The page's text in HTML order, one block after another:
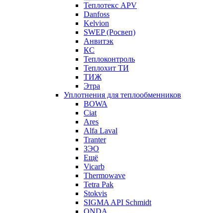
Теплотекс APV
Danfoss
Kelvion
SWEP (Росвеп)
Анвитэк
КС
Теплоконтроль
Теплохит ТИ
ТИЖ
Этра
Уплотнения для теплообменников
BOWA
Ciat
Ares
Alfa Laval
Tranter
ЗЭО
Ещё
Vicarb
Thermowave
Tetra Pak
Stokvis
SIGMA API Schmidt
ONDA